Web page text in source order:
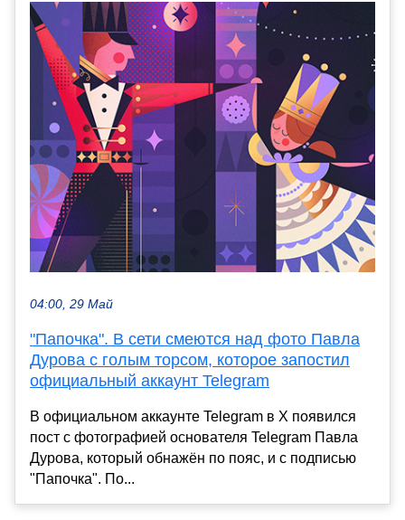
04:00, 29 Май
"Папочка". В сети смеются над фото Павла
Дурова с голым торсом, которое запостил
официальный аккаунт Telegram
В официальном аккаунте Telegram в X появился
пост с фотографией основателя Telegram Павла
Дурова, который обнажён по пояс, и с подписью
"Папочка". По...